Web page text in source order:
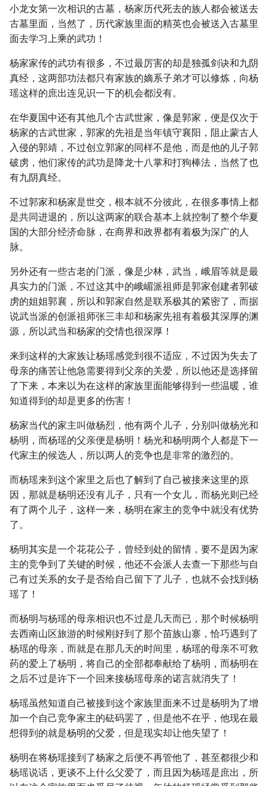
小龙女第一次相识的古墓，杨家历代死去的族人都会被送去
古墓里面，当然了，历代家族里面的精英也会被送入古墓里
面去学习上乘的武功！
杨家家传的武功有很多，不过最厉害的却是独孤剑诀和九阴
真经，这两部功法都只有家族的嫡系子弟才可以修炼，向杨
瑶这样的庶出连见识一下的机会都没有。
在华夏国中还有其他几个古武世家，像是郭家，便是仅次于
杨家的古武世家，郭家的先祖是当年镇守襄阳，阻止蒙古人
入侵的郭靖，不过创立郭家的同样不是他，而是他的儿子郭
破虏，他们家传的武功是降龙十八掌和打狗棒法，当然了也
有九阴真经。
不过郭家和杨家是世交，根本就不分彼此，在很多事情上都
是共同进退的，所以这两家的联合基本上就控制了整个华夏
国的大部分经济命脉，在商界和政界都有着极为深广的人
脉。
另外还有一些古老的门派，像是少林，武当，峨眉等就是最
具实力的门派，不过这其中的峨嵋派祖师是郭家创建者郭破
虏的姐姐郭襄，所以和郭家自然是联系极其的紧密了，而据
说武当派的创派祖师张三丰却和杨家先祖有着极其深厚的渊
源，所以武当和杨家的交情也很深厚！
来到这样的大家族让杨瑶感觉到很不适应，不过因为失去了
母亲的痛苦让他急需要得到父亲的关爱，所以他还是选择留
了下来，本来以为在这样的家族里面能够得到一些温暖，谁
知道得到的却是更多的伤害！
杨家当代的家主叫做杨烈，他有两个儿子，分别叫做杨光和
杨明，而杨瑶的父亲便是杨明！杨光和杨明两个人都是下一
代家主的候选人，所以两人的竞争也是非常的激烈的。
而杨瑶来到这个家里之后也了解到了自己被接来这里的原
因，那就是杨明还没有儿子，只有一个女儿，而杨光则已经
有了两个儿子，这样一来，杨明在家主的竞争中就没有优势
了。
杨明其实是一个花花公子，曾经到处的留情，要不是因为家
主的竞争到了关键的时候，他还不会派人去查一下那些与自
己有过关系的女子是否给自己留下了儿子，也就不会找到杨
瑶了！
而杨明与杨瑶的母亲相识也不过是几天而已，那个时候杨明
去西南山区旅游的时候刚好到了那个苗族山寨，恰巧遇到了
杨瑶的母亲，而就是在那几天的时间里，杨瑶的母亲不可救
药的爱上了杨明，将自己的全部都奉献给了杨明，而杨明在
之后不过是许下一个回来接杨瑶母亲的诺言就消失了！
杨瑶虽然知道自己被接到这个家族里面来不过是杨明为了增
加一个自己竞争家主的砝码罢了，但是他不在乎，他现在最
想得到的就是杨明的父爱，但是现实却让他失望了！
杨明在将杨瑶接到了杨家之后便不再管他了，甚至都很少和
杨瑶说话，更谈不上什么父爱了，而且因为杨瑶是庶出，所